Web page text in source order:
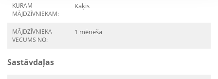
KURAM
MĀJDZĪVNIEKAM:
Kaķis
MĀJDZĪVNIEKA
VECUMS NO:
1 mēneša
Sastāvdaļas